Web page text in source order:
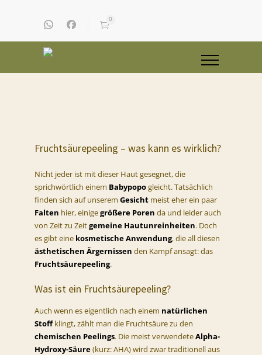
0
Fruchtsäurepeeling – was kann es wirklich?
Nicht jeder ist mit dieser Haut gesegnet, die
sprichwörtlich einem Babypopogleicht. Tatsächlich
finden sich auf unserem Gesichtmeist eher ein paar
Falten hier, einigegrößere Poren da und leider auch
von Zeit zu Zeitgemeine Hautunreinheiten. Doch
es gibt eine kosmetische Anwendung, die all diesen
ästhetischen Ärgernissen den Kampf ansagt: das
Fruchtsäurepeeling.
Was ist ein Fruchtsäurepeeling?
Auch wenn es eigentlich nach einem natürlichen
Stoffklingt, zählt man die Fruchtsäure zu den
chemischen Peelings. Die meist verwendeteAlpha-
Hydroxy-Säure(kurz: AHA) wird zwar traditionell aus